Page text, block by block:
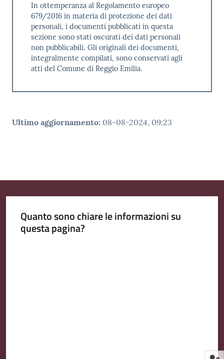
In ottemperanza al Regolamento europeo
679/2016 in materia di protezione dei dati
personali, i documenti pubblicati in questa
sezione sono stati oscurati dei dati personali
non pubblicabili. Gli originali dei documenti,
integralmente compilati, sono conservati agli
atti del Comune di Reggio Emilia.
Ultimo aggiornamento: 08-08-2024, 09:23
Quanto sono chiare le informazioni su
questa pagina?